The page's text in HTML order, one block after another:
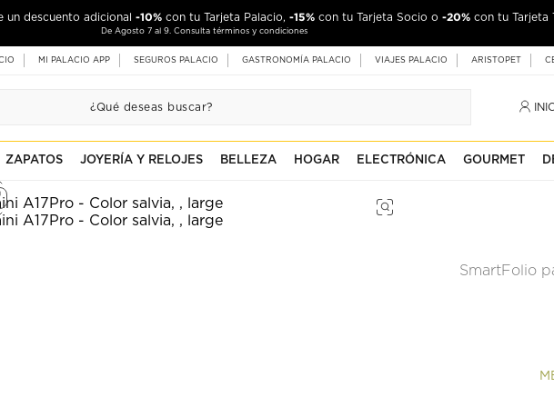
un descuento adicional -10% con tu Tarjeta Palacio, -15% con tu Tarjeta Socio o -20% con tu Tarjeta
De Agosto 7 al 9. Consulta términos y condiciones
MI PALACIO APP SEGUROS PALACIO GASTRONOMÍA PALACIO VIAJES PALACIO ARISTOPET
ZAPATOS JOYERÍA Y RELOJES BELLEZA HOGAR ELECTRÓNICA GOURMET
SmartFolio